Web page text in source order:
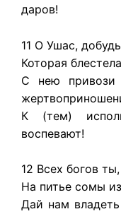
даров!
11 О Ушас,
Которая
С нею привози
К (тем)
воспевают!
12 Всех богов
На питье сомы
Дай нам